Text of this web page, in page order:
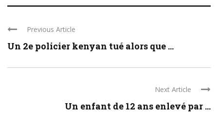
Previous Article
Un 2e policier kenyan tué alors que ...
Next Article
Un enfant de 12 ans enlevé par ...